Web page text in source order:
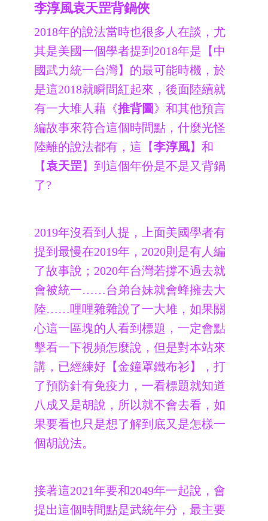
李淳風袁天罡背鍋俠
2018年的說法當時也很多人在談，尤
其是美國一個學者提到2018年是【中
國武力統一台灣】的最可能時機，於
是這2018就瞬間紅起來，後面陸續就
有一大堆人藉《推背圖》和其他預言
編故事來符合這個時間點，什麼光怪
陸離的說法都有，這【李淳風】和
【袁天罡】到這個年份是不是又背鍋
了?
2019年沒看到人提，上面美國學者有
提到最慢在2019年，2020則是有人編
了故事說；2020年台灣若撐不過去就
會被統一……台弟台妹就會蜂擁去大
陸……哩哩雜雜說了一大堆，如果關
心這一區塊的人看到標題，一定會點
擊看一下視頻怎麼說，但是對本站來
講，已經練好【金鐘罩鐵布衫】，打
了預防針有免疫力，一看標題就知道
八成又是胡說，所以就不會去看，如
果要看也只是想了解到底又是怎樣一
個胡說法。
接著這2021年要和2049年一起說，會
提出這個時間點是武統年分，最主要